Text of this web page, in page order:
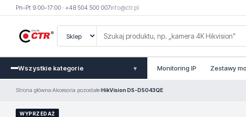
Pn–Pt 9:00–17:00 · +48 504 500 007info@ctr.pl
Wszystkie kategorie ▾ Monitoring IP Zestawy
Strona główna›Akcesoria pozostałe›HikVision DS-D5043QE
WYPRZEDAŻ